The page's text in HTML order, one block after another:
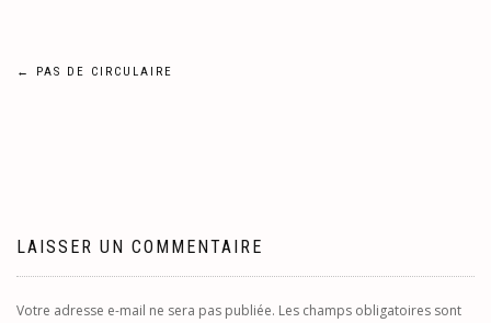
Navigation
← PAS DE CIRCULAIRE
LAISSER UN COMMENTAIRE
Votre adresse e-mail ne sera pas publiée. Les champs obligatoires sont